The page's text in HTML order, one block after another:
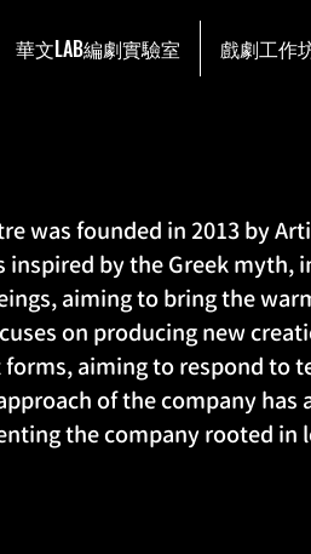
華文LAB編劇實驗室 戲劇工作
was founded in 2013 by
inspired by the Greek myth,
aiming to bring the
on producing new
aiming to respond to
of the company
the company rooted in